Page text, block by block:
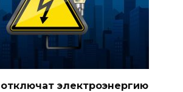
отключат электроэнергию